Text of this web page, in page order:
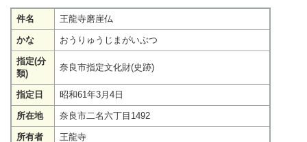
件名 王龍寺磨崖仏
かな おうりゅうじまがいぶつ
指定(分
類)
奈良市指定文化財(史跡)
指定日 昭和61年3月4日
所在地 奈良市二名六丁目1492
所有者 王龍寺